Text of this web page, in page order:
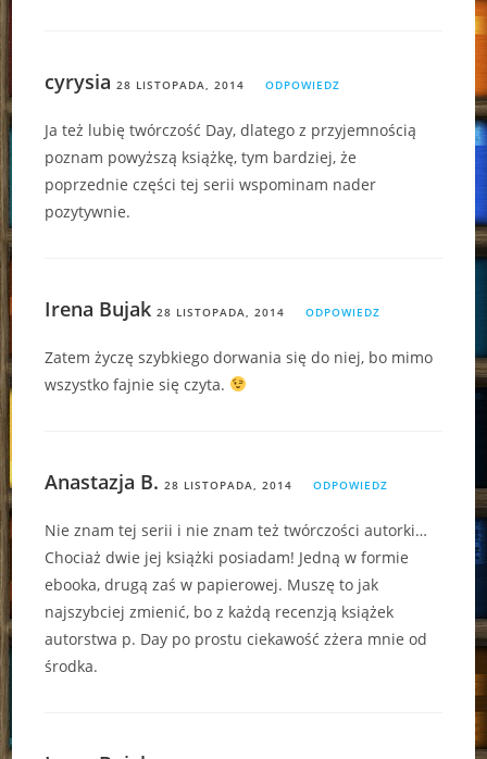
cyrysia 28 LISTOPADA, 2014 ODPOWIEDZ
Ja też lubię twórczość Day, dlatego z przyjemnością
poznam powyższą książkę, tym bardziej, że
poprzednie części tej serii wspominam nader
pozytywnie.
Irena Bujak 28 LISTOPADA, 2014 ODPOWIEDZ
Zatem życzę szybkiego dorwania się do niej, bo mimo
wszystko fajnie się czyta.
Anastazja B. 28 LISTOPADA, 2014 ODPOWIEDZ
Nie znam tej serii i nie znam też twórczości autorki…
Chociaż dwie jej książki posiadam! Jedną w formie
ebooka, drugą zaś w papierowej. Muszę to jak
najszybciej zmienić, bo z każdą recenzją książek
autorstwa p. Day po prostu ciekawość zżera mnie od
środka.